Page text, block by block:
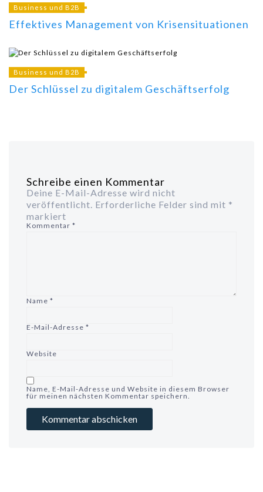
Business und B2B
Effektives Management von Krisensituationen
Business und B2B
Der Schlüssel zu digitalem Geschäftserfolg
Schreibe einen Kommentar
Deine E-Mail-Adresse wird nicht
veröffentlicht. Erforderliche Felder sind mit *
markiert
Kommentar *
Name *
E-Mail-Adresse *
Website
Name, E-Mail-Adresse und Website in diesem Browser
für meinen nächsten Kommentar speichern.